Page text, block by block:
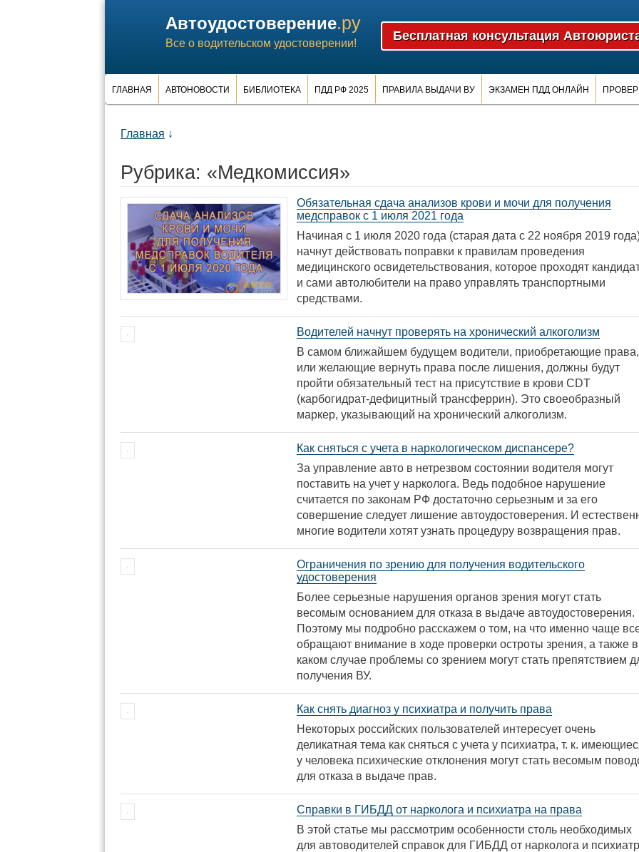
Автоудостоверение.ру
Все о водительском удостоверении!
ГЛАВНАЯ АВТОНОВОСТИ БИБЛИОТЕКА ПДД РФ 2025 ПРАВИЛА ВЫДАЧИ ВУ ЭКЗАМЕН ПДД ОНЛАЙН
Главная ↓
Рубрика: «Медкомиссия»
Обязательная сдача анализов крови и мочи для получения
медсправок с 1 июля 2021 года
Начиная с 1 июля 2020 года (старая дата с 22 ноября 2019
начнут действовать поправки к правилам проведения
медицинского освидетельствования, которое проходят
и сами автолюбители на право управлять транспортными
средствами.
Водителей начнут проверять на хронический алкоголизм
В самом ближайшем будущем водители, приобретающие права,
или желающие вернуть права после лишения, должны будут
пройти обязательный тест на присутствие в крови CDT
(карбогидрат-дефицитный трансферрин). Это своеобразный
маркер, указывающий на хронический алкоголизм.
Как сняться с учета в наркологическом диспансере?
За управление авто в нетрезвом состоянии водителя могут
поставить на учет у нарколога. Ведь подобное нарушение
считается по законам РФ достаточно серьезным и за его
совершение следует лишение автоудостоверения. И
многие водители хотят узнать процедуру возвращения прав.
Ограничения по зрению для получения водительского
удостоверения
Более серьезные нарушения органов зрения могут стать
весомым основанием для отказа в выдаче автоудостоверения.
Поэтому мы подробно расскажем о том, на что именно чаще
обращают внимание в ходе проверки остроты зрения, а также в
каком случае проблемы со зрением могут стать препятствием
получения ВУ.
Как снять диагноз у психиатра и получить права
Некоторых российских пользователей интересует очень
деликатная тема как сняться с учета у психиатра, т. к.
у человека психические отклонения могут стать весомым
для отказа в выдаче прав.
Справки в ГИБДД от нарколога и психиатра на права
В этой статье мы рассмотрим особенности столь необходимых
для автоводителей справок для ГИБДД от нарколога и